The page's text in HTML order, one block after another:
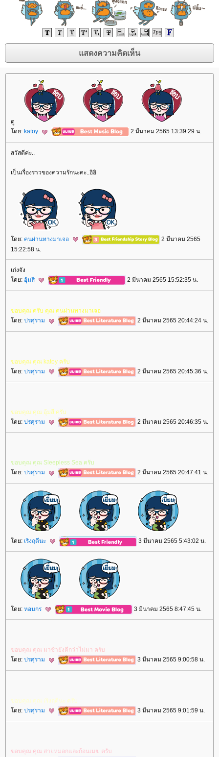
ดู
ดย: katoy 2 มีนาคม 2565 13:39:29 น.
สวัสดีค่ะ..
เป็นเรื่องราวของความรักนะคะ..อิอิ
ดย: คนผ่านทางมาเจอ
2 มีนาคม 2565
15:22:58 น.
เก่งจัง
ดย: อุ้มสี 2 มีนาคม 2565 15:52:35 น.
ขอบคุณ​ ครับ​ คุณ​ คนผ่านทางมาเจอ
ดย: ปรศุราม 2 มีนาคม 2565 20:44:24 น.
ขอบคุณ​ คุณ​ katoy ครับ​
ดย: ปรศุราม 2 มีนาคม 2565 20:45:36 น.
ขอบคุณ​ คุณ​ อุ้มสี ครับ​
ดย: ปรศุราม 2 มีนาคม 2565 20:46:35 น.
ขอบคุณ​ คุณ​ Sleepless Sea ครับ​
ดย: ปรศุราม 2 มีนาคม 2565 20:47:41 น.
ดย: เริงฤดีนะ 3 มีนาคม 2565 5:43:02 น.
ดย: หอมกร 3 มีนาคม 2565 8:47:45 น.
ขอบคุณ​ คุณ​ มา​ช้า​ยัง​ดีกว่า​ไม่มา​ ครับ​
ดย: ปรศุราม 3 มีนาคม 2565 9:00:58 น.
ขอบคุณ​ คุณ​ เริง​ฤดี​นะ​ ครับ​
ดย: ปรศุราม 3 มีนาคม 2565 9:01:59 น.
ขอบคุณ​ คุณ​ สาย​หมอก​และ​ก้อน​เมฆ​ ครับ​